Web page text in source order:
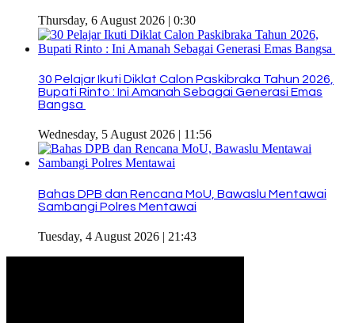
Thursday, 6 August 2026 | 0:30
30 Pelajar Ikuti Diklat Calon Paskibraka Tahun 2026,
Bupati Rinto : Ini Amanah Sebagai Generasi Emas
Bangsa
Wednesday, 5 August 2026 | 11:56
Bahas DPB dan Rencana MoU, Bawaslu Mentawai
Sambangi Polres Mentawai
Tuesday, 4 August 2026 | 21:43